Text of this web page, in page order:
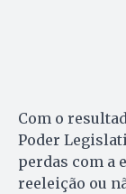
Com o
Poder
perdas com a
reeleição ou